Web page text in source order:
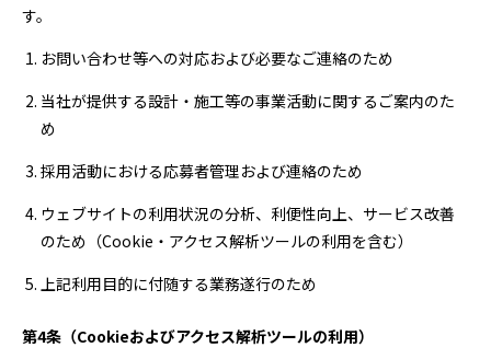
す。
お問い合わせ等への対応および必要なご連絡のため
当社が提供する設計・施工等の事業活動に関するご案内のた
め
採用活動における応募者管理および連絡のため
ウェブサイトの利用状況の分析、利便性向上、サービス改善
のため（Cookie・アクセス解析ツールの利用を含む）
上記利用目的に付随する業務遂行のため
第4条（Cookieおよびアクセス解析ツールの利用）